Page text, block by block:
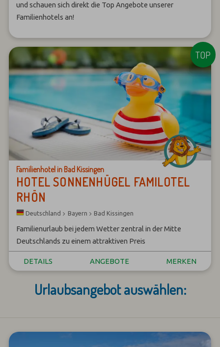
und schauen sich direkt die Top Angebote unserer
Familienhotels an!
Familienhotel in Bad Kissingen
HOTEL SONNENHÜGEL FAMILOTEL
RHÖN
Deutschland Bayern Bad Kissingen
Familienurlaub bei jedem Wetter zentral in der Mitte
Deutschlands zu einem attraktiven Preis
DETAILS ANGEBOTE MERKEN
Urlaubsangebot auswählen: